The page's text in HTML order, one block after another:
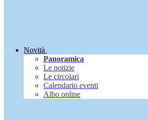
Novità
Panoramica
Le notizie
Le circolari
Calendario eventi
Albo online